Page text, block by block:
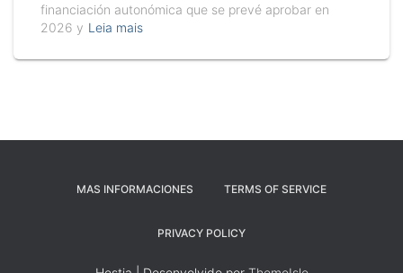
financiación autonómica que se prevé aprobar en
2026 y Leia mais
MAS INFORMACIONES TERMS OF SERVICE
PRIVACY POLICY